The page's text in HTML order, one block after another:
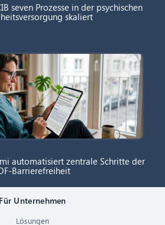
seven Prozesse in der psychischen
skaliert
automatisiert zentrale Schritte der
Barrierefreiheit
Für Unternehmen
Lösungen